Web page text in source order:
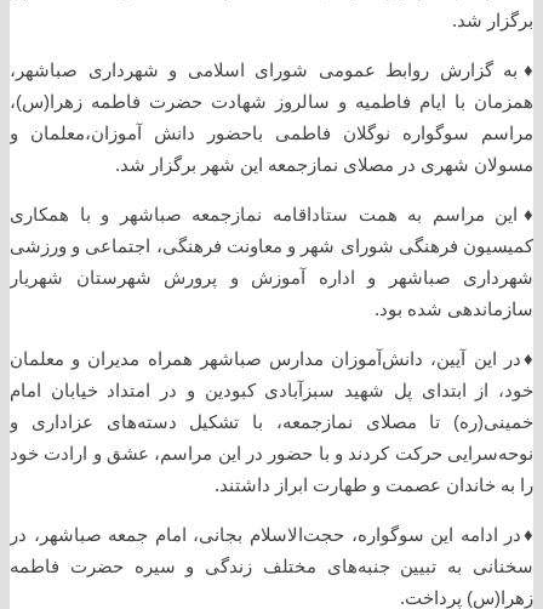
برگزار شد.
♦️به گزارش روابط عمومی شورای اسلامی و شهرداری صباشهر،
همزمان با ایام فاطمیه و سالروز شهادت حضرت فاطمه زهرا(س)،
مراسم سوگواره نوگلان فاطمی باحضور دانش آموزان،معلمان و
مسولان شهری در مصلای نمازجمعه این شهر برگزار شد.
♦️این مراسم به همت ستاداقامه نمازجمعه صباشهر و با همکاری
کمیسیون فرهنگی شورای شهر و معاونت فرهنگی، اجتماعی و ورزشی
شهرداری صباشهر و اداره آموزش و پرورش شهرستان شهریار
سازماندهی شده بود.
♦️در این آیین، دانش‌آموزان مدارس صباشهر همراه مدیران و معلمان
خود، از ابتدای پل شهید سبزآبادی کبودین و در امتداد خیابان امام
خمینی(ره) تا مصلای نمازجمعه، با تشکیل دسته‌های عزاداری و
نوحه‌سرایی حرکت کردند و با حضور در این مراسم، عشق و ارادت خود
را به خاندان عصمت و طهارت ابراز داشتند.
♦️در ادامه این سوگواره، حجت‌الاسلام بجانی، امام جمعه صباشهر، در
سخنانی به تبیین جنبه‌های مختلف زندگی و سیره حضرت فاطمه
زهرا(س) پرداخت.